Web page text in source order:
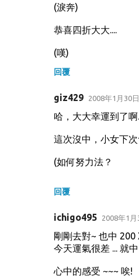
(淚奔)
恭喜四折大大....
(嘆)
回覆
giz429 2008年1月30
哈，大大幸運到了啊
這次沒中，小女下
(如何努力法？
回覆
ichigo495 2008年1月
剛剛去對~ 也中 200
今天運氣很差 ... 就
心中的感受 ~~~ 唉!